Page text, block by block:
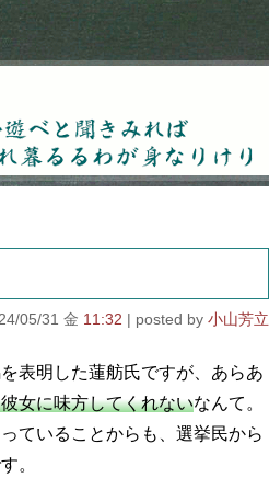
聞きみれば遊ばれ暮るるわが
05/31 金 11:32 小山芳立
表明した蓮舫氏ですが、あらあ
女に味方してくれないなんて。
ていることからも、選挙民から
。